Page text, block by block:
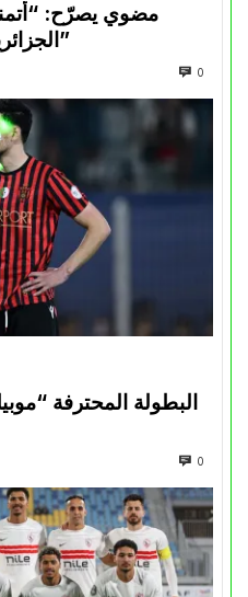
مضوي يصرّح:
الجزائرية في المسابقات القارية”
0
البطولة المحترفة
0